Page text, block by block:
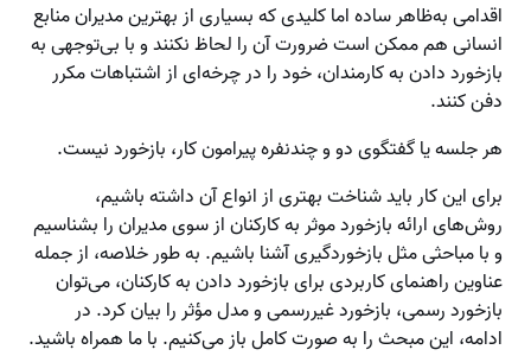
اقدامی به‌ظاهر ساده اما کلیدی که بسیاری از بهترین مدیران منابع
انسانی هم ممکن است ضرورت آن را لحاظ نکنند و با بی‌توجهی به
بازخورد دادن به کارمندان، خود را در چرخه‌ای از اشتباهات مکرر
دفن کنند.
هر جلسه یا گفتگوی دو و چندنفره پیرامون کار، بازخورد نیست.
برای این کار باید شناخت بهتری از انواع آن داشته باشیم،
روش‌های ارائه بازخورد موثر به کارکنان از سوی مدیران را بشناسیم
و با مباحثی مثل بازخوردگیری آشنا باشیم. به طور خلاصه، از جمله
عناوین راهنمای کاربردی برای بازخورد دادن به کارکنان، می‌توان
بازخورد رسمی، بازخورد غیررسمی و مدل مؤثر را بیان کرد. در
ادامه، این مبحث را به صورت کامل باز می‌کنیم. با ما همراه باشید.